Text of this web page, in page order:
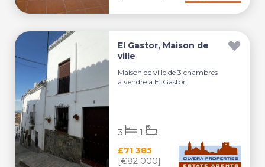
El Gastor, Maison de
ville
Maison de ville de 3 chambres
à vendre à El Gastor.
£71 385
[€82 000]
3 1